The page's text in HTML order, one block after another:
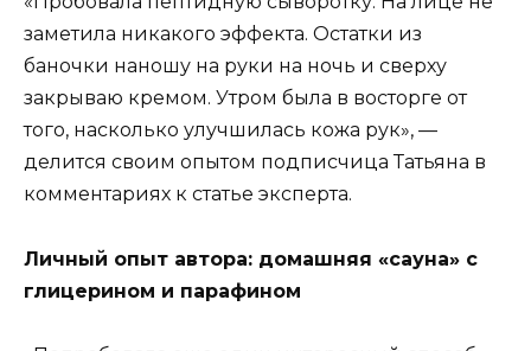
заметила никакого эффекта. Остатки из
баночки наношу на руки на ночь и сверху
закрываю кремом. Утром была в восторге от
того, насколько улучшилась кожа рук», —
делится своим опытом подписчица Татьяна в
комментариях к статье эксперта.
Личный опыт автора: домашняя «сауна» с
глицерином и парафином